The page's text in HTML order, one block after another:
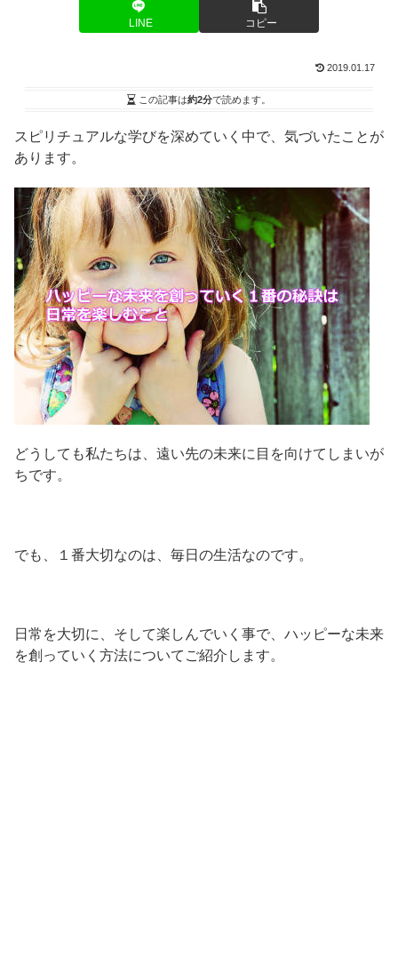
LINE コピー
2019.01.17
この記事は約2分で読めます。
スピリチュアルな学びを深めていく中で、気づいたことが
あります。
どうしても私たちは、遠い先の未来に目を向けてしまいが
ちです。
でも、１番大切なのは、毎日の生活なのです。
日常を大切に、そして楽しんでいく事で、ハッピーな未来
を創っていく方法についてご紹介します。